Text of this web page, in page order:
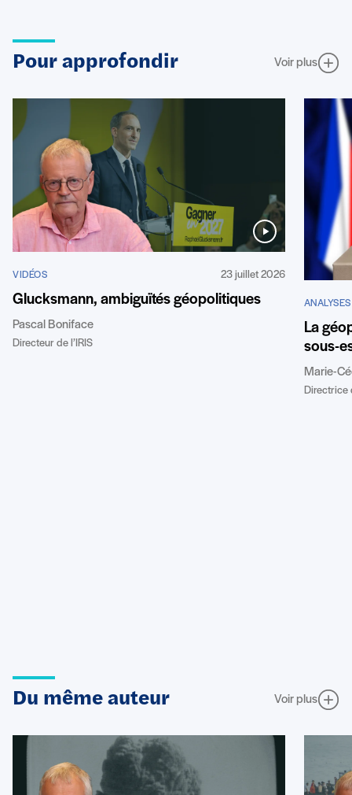
Pour approfondir Voir plus
VIDÉOS 23 juillet 2026
Glucksmann, ambiguïtés géopolitiques
Pascal Boniface
Directeur de l’IRIS
ANALYSES
La
sous-
Marie-
Directrice
Du même auteur Voir plus